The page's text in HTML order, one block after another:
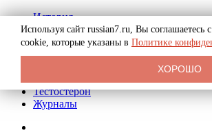
История
Биография
Криминал
Реклама на сайте
Тестостерон
Журналы
Используя сайт russian7.ru, Вы соглашаетесь
cookie, которые указаны в Политике
ХОРОШО